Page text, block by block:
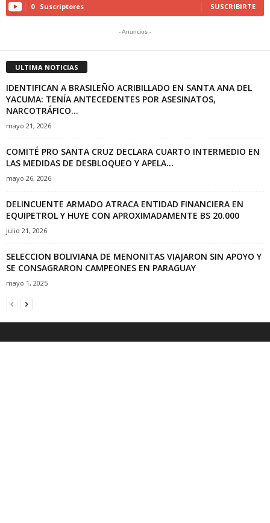
0 Suscriptores SUSCRIBIRTE
- Anuncios -
ULTIMA NOTICIAS
IDENTIFICAN A BRASILEÑO ACRIBILLADO EN SANTA ANA DEL
YACUMA: TENÍA ANTECEDENTES POR ASESINATOS,
NARCOTRÁFICO...
mayo 21, 2026
COMITÉ PRO SANTA CRUZ DECLARA CUARTO INTERMEDIO EN
LAS MEDIDAS DE DESBLOQUEO Y APELA...
mayo 26, 2026
DELINCUENTE ARMADO ATRACA ENTIDAD FINANCIERA EN
EQUIPETROL Y HUYE CON APROXIMADAMENTE BS 20.000
julio 21, 2026
SELECCION BOLIVIANA DE MENONITAS VIAJARON SIN APOYO Y
SE CONSAGRARON CAMPEONES EN PARAGUAY
mayo 1, 2025